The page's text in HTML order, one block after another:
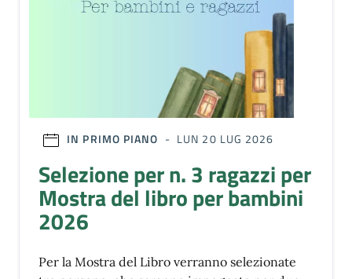
IN PRIMO PIANO - LUN 20 LUG 2026
Selezione per n. 3 ragazzi per
Mostra del libro per bambini
2026
Per la Mostra del Libro verranno selezionate